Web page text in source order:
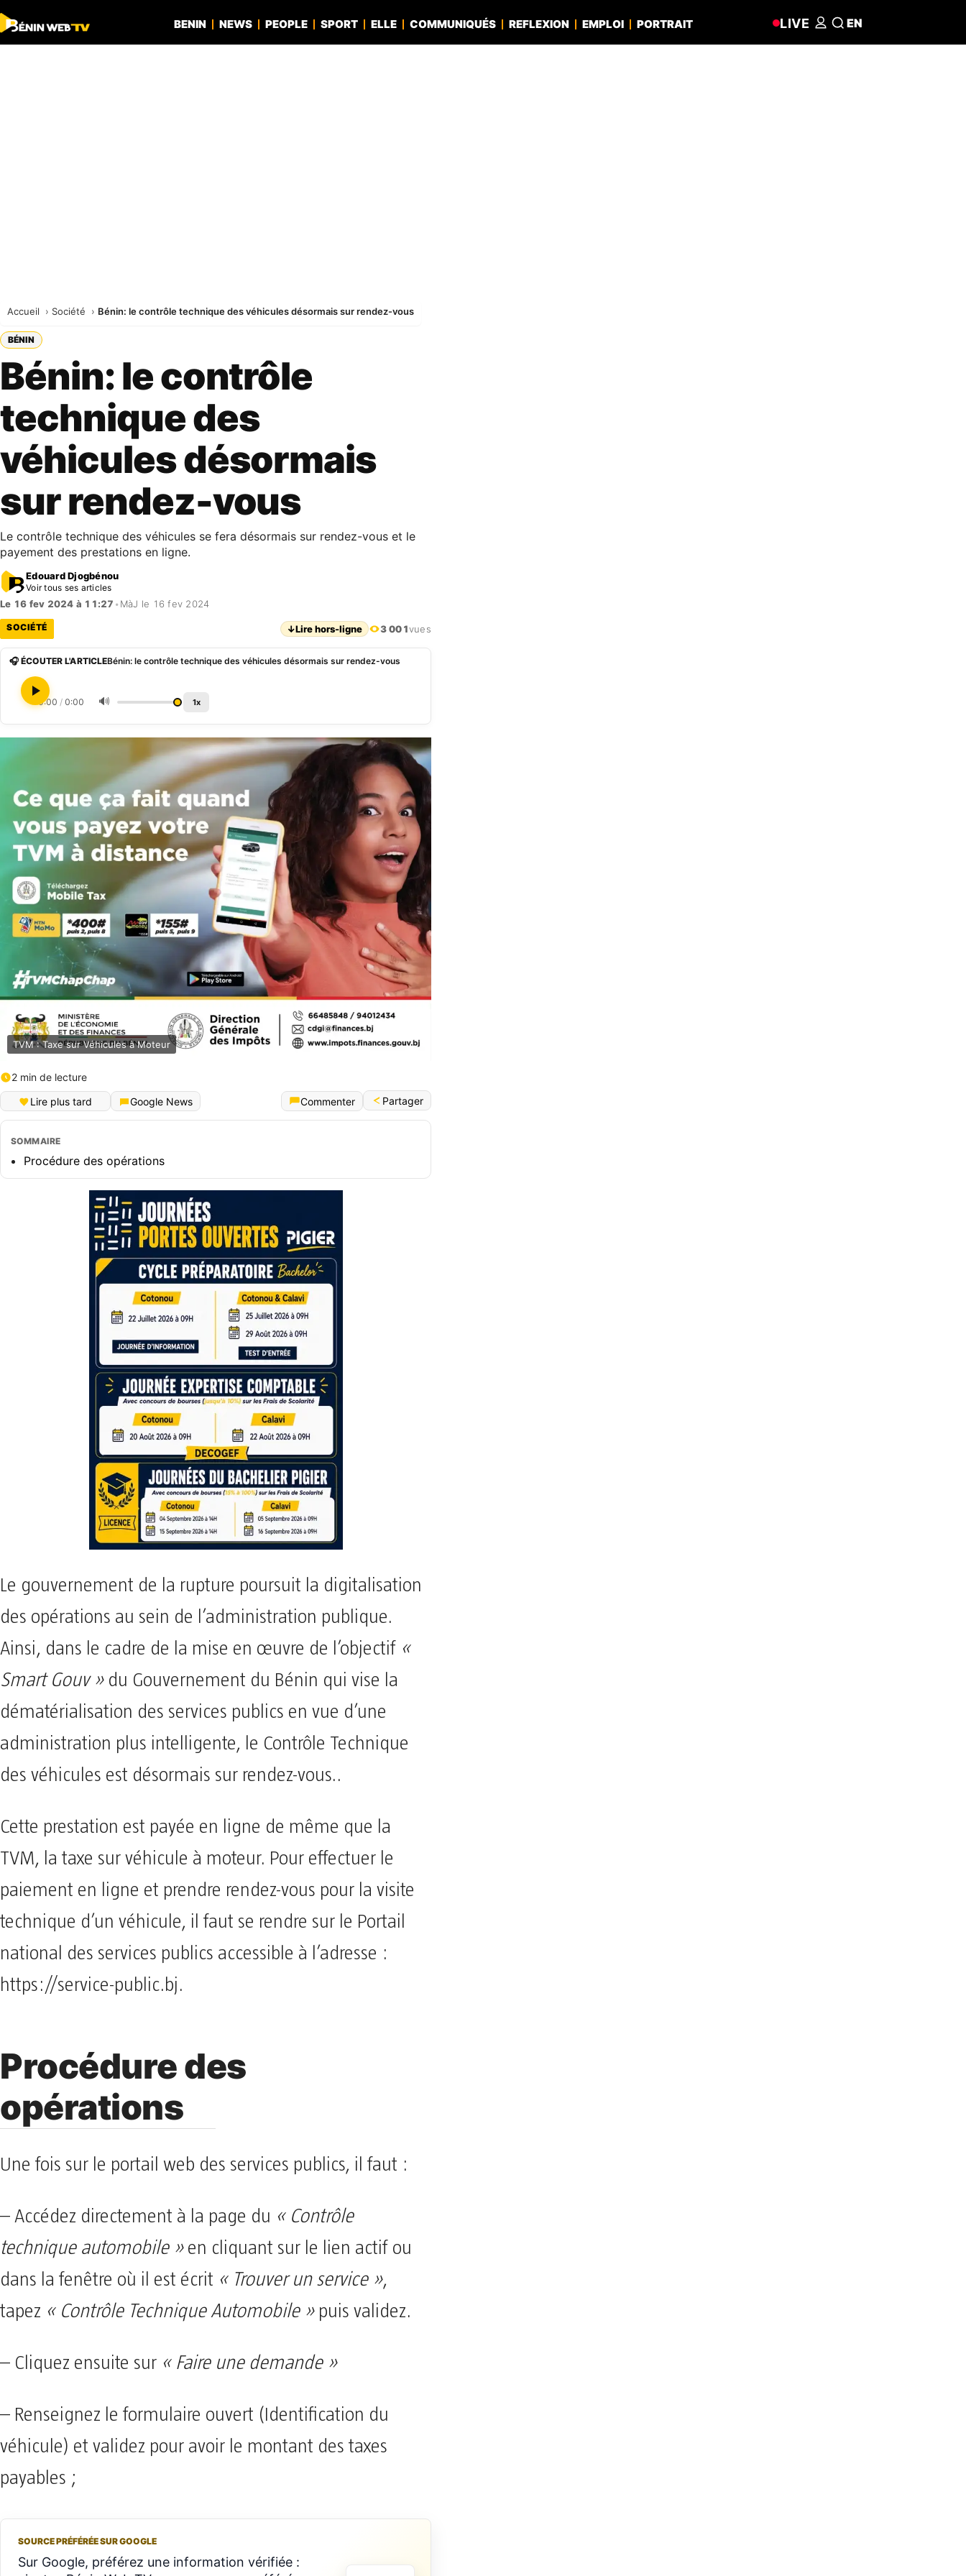
BENIN NEWS PEOPLE SPORT ELLE COMMUNIQUÉS REFLEXION EMPLOI PORTRAIT LIVE EN
Accueil Société Bénin: le contrôle technique des véhicules désormais sur rendez-vous
BÉNIN
Bénin: le contrôle
technique des
véhicules désormais
sur rendez-vous
Le contrôle technique des véhicules se fera désormais sur rendez-vous et le
payement des prestations en ligne.
Edouard Djogbénou
Voir tous ses articles
Le 16 fev 2024 à 11:27 • MàJ le 16 fev 2024
SOCIÉTÉ ↓Lire hors-ligne 3 001vues
🎧 ÉCOUTER L'ARTICLEBénin: le contrôle technique des véhicules désormais sur rendez-vous
0:00 / 0:00 🔊 1x
TVM : Taxe sur Véhicules à Moteur
2 min de lecture
Lire plus tard
Google News Commenter Partager
SOMMAIRE
Procédure des opérations
Le gouvernement de la rupture poursuit la digitalisation
des opérations au sein de l’administration publique.
Ainsi, dans le cadre de la mise en œuvre de l’objectif «
Smart Gouv »du Gouvernement du Bénin qui vise la
dématérialisation des services publics en vue d’une
administration plus intelligente, le Contrôle Technique
des véhicules est désormais sur rendez-vous..
Cette prestation est payée en ligne de même que la
TVM, la taxe sur véhicule à moteur. Pour effectuer le
paiement en ligne et prendre rendez-vous pour la visite
technique d’un véhicule, il faut se rendre sur le Portail
national des services publics accessible à l’adresse :
https://service-public.bj.
Procédure des
opérations
Une fois sur le portail web des services publics, il faut :
– Accédez directement à la page du « Contrôle
technique automobile »en cliquant sur le lien actif ou
dans la fenêtre où il est écrit « Trouver un service »,
tapez « Contrôle Technique Automobile »puis validez.
– Cliquez ensuite sur « Faire une demande »
– Renseignez le formulaire ouvert (Identification du
véhicule) et validez pour avoir le montant des taxes
payables ;
SOURCE PRÉFÉRÉE SUR GOOGLE
Sur Google, préférez une information vérifiée :